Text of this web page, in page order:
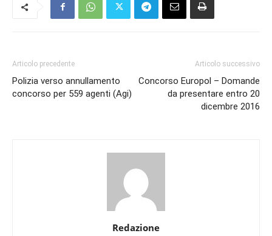
Articolo precedente
Polizia verso annullamento
concorso per 559 agenti (Agi)
Articolo successivo
Concorso Europol – Domande
da presentare entro 20
dicembre 2016
Redazione